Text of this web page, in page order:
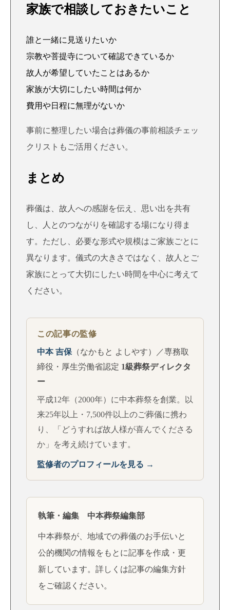
家族で相談しておきたいこと
誰と一緒に見送りたいか
宗教や菩提寺について確認できているか
故人が希望していたことはあるか
家族が大切にしたい時間は何か
費用や日程に無理がないか
事前に整理したい場合は葬儀の事前相談チェッ
クリスト もご活用ください。
まとめ
葬儀は、故人への感謝を伝え、思い出を共有
し、人とのつながりを確認する場になり得ま
す。ただし、必要な形式や規模はご家族ごとに
異なります。儀式の大きさではなく、故人とご
家族にとって大切にしたい時間を中心に考えて
ください。
この記事の監修
中本 吉保 （なかもと よしやす）／専務取
締役・厚生労働省認定 1級葬祭ディレクタ
ー
平成12年（2000年）に中本葬祭を創業。以
来25年以上・7,500件以上のご葬儀に携わ
り、「どうすれば故人様が喜んでくださる
か」を考え続けています。
監修者のプロフィールを見る →
執筆・編集 中本葬祭編集部
中本葬祭が、地域での葬儀のお手伝いと
公的機関の情報をもとに記事を作成・更
新しています。詳しくは記事の編集方針
をご確認ください。